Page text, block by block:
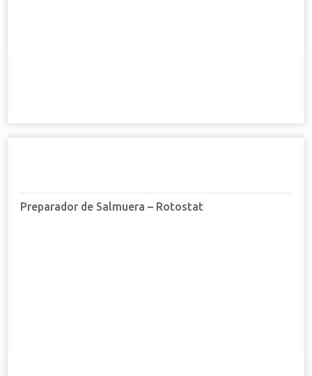
Preparador de Salmuera – Rotostat